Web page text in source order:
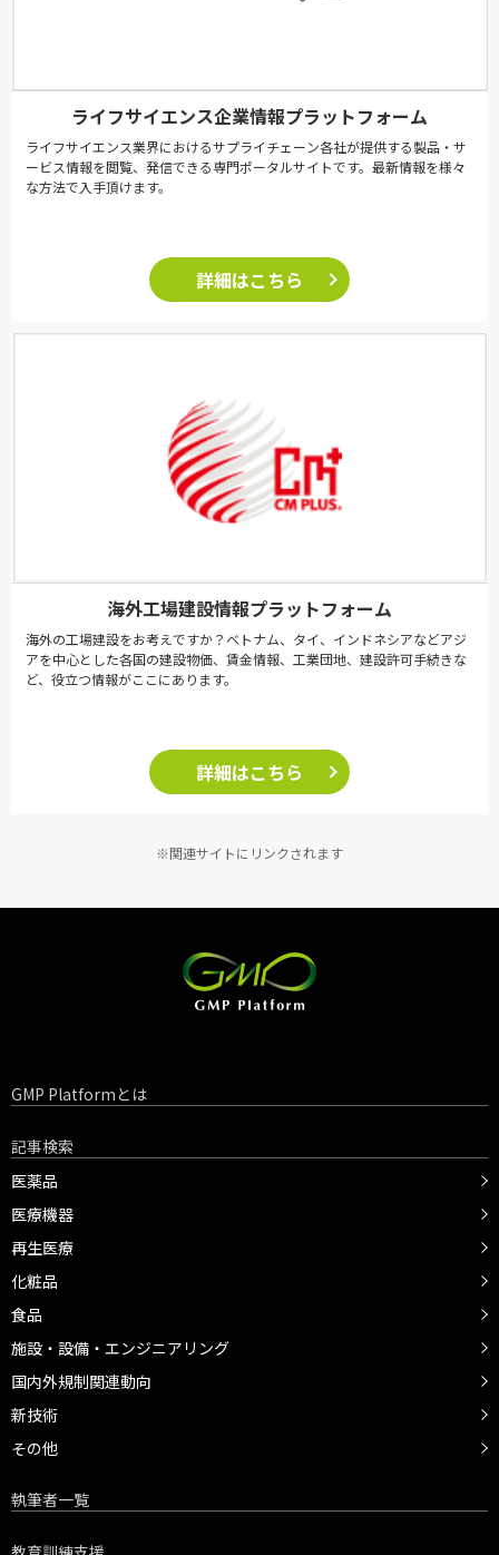
ライフサイエンス企業情報プラットフォーム
ライフサイエンス業界におけるサプライチェーン各社が提供する製品・サ
ービス情報を閲覧、発信できる専門ポータルサイトです。最新情報を様々
な方法で入手頂けます。
詳細はこちら
海外工場建設情報プラットフォーム
海外の工場建設をお考えですか？ベトナム、タイ、インドネシアなどアジ
アを中心とした各国の建設物価、賃金情報、工業団地、建設許可手続きな
ど、役立つ情報がここにあります。
詳細はこちら
※関連サイトにリンクされます
GMP Platformとは
記事検索
医薬品
医療機器
再生医療
化粧品
食品
施設・設備・エンジニアリング
国内外規制関連動向
新技術
その他
執筆者一覧